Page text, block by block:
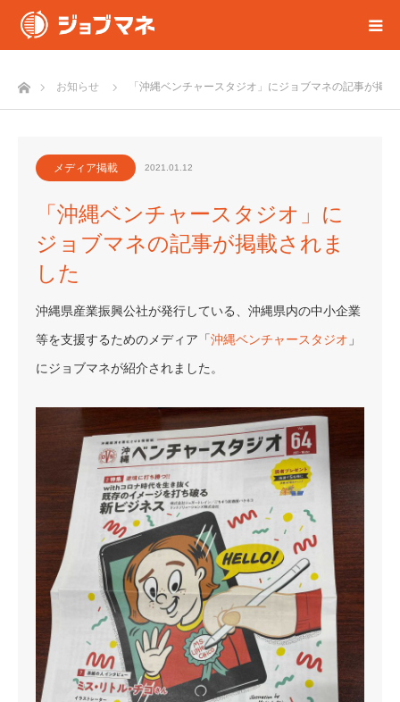
ホームお知らせ 「沖縄ベンチャースタジオ」にジョブマネの記事が掲
メディア掲載 2021.01.12
「沖縄ベンチャースタジオ」に
ジョブマネの記事が掲載されま
した
沖縄県産業振興公社が発行している、沖縄県内の中小企業
等を支援するためのメディア「沖縄ベンチャースタジオ 」
にジョブマネが紹介されました。